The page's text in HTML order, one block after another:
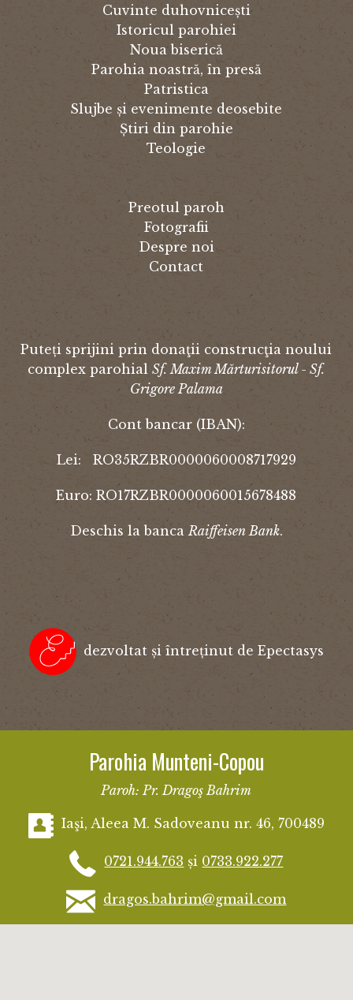
Cuvinte duhovnicești
Istoricul parohiei
Noua biserică
Parohia noastră, în presă
Patristica
Slujbe și evenimente deosebite
Știri din parohie
Teologie
Preotul paroh
Fotografii
Despre noi
Contact
Puteți sprijini prin donaţii construcţia noului
complex parohialSf. Maxim Mărturisitorul - Sf.
Grigore Palama
Cont bancar (IBAN):
Lei: RO35RZBR0000060008717929
Euro: RO17RZBR0000060015678488
Deschis la bancaRaiffeisen Bank.
dezvoltat și întreținut de Epectasys
Parohia Munteni-Copou
Paroh: Pr. Dragoş Bahrim
Iaşi, Aleea M. Sadoveanu nr. 46, 700489
0721.944.763 și 0733.922.277
dragos.bahrim@gmail.com